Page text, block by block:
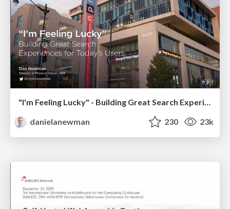
"I'm Feeling Lucky" - Building Great Search Experiences for Today's Users (#IAC19)
danielanewman
230 23k